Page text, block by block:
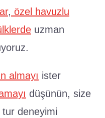
, özel havuzlu
uzman
almayı ister
düşünün, size
deneyimi